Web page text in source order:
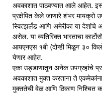
अवकाशात पाठवण्यात आले आहेत.
प्रक्षेपित केले जाणारे शंभर मायक्रो
स्वित्झर्लंड आणि अमेरीका या
असेल. या व्यतिरिक्त भारताचा
आयएनएस १बी (दोन्ही मिळून ३०
येणार आहेत.
एका उड्डाणातून अनेक उपग्रहांचे
अवकाशात मुक्त करताना ते
मुक्ततेची वेळ आणि ठिकाण निश्चित